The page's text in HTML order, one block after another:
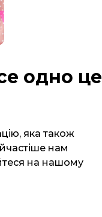
одно це
яка також
нам
на нашому